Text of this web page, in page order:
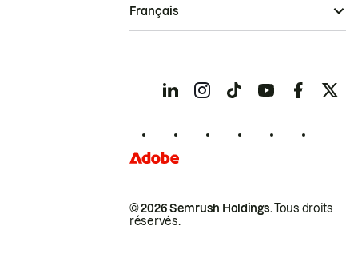
© 2026 Semrush Holdings.Tous droits
réservés.
Français